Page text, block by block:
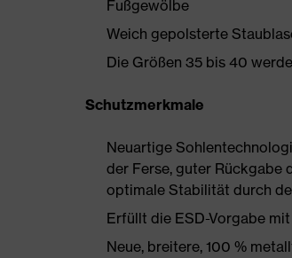
Fußgewölbe
Weich gepolsterte
Die Größen 35 bis 40
Schutzmerkmale
Neuartige
der Ferse, guter Rückgabe
optimale Stabilität durch
Erfüllt die ESD-Vorgabe
Neue, breitere, 100 %